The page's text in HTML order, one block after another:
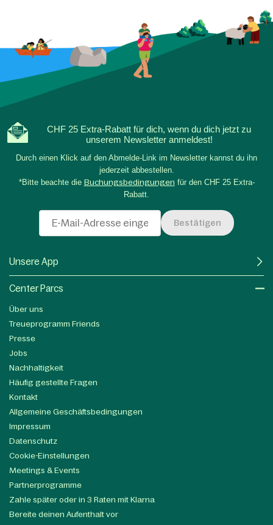
CHF 25 Extra-Rabatt für dich, wenn du dich jetzt zu
unserem Newsletter anmeldest!
Durch einen Klick auf den Abmelde-Link im Newsletter kannst du ihn
jederzeit abbestellen.
*Bitte beachte die Buchungsbedingungen für den CHF 25 Extra-
Rabatt.
Bestätigen
Unsere App
Center Parcs
Über uns
Treueprogramm Friends
Presse
Jobs
Nachhaltigkeit
Häufig gestellte Fragen
Kontakt
Allgemeine Geschäftsbedingungen
Impressum
Datenschutz
Cookie-Einstellungen
Meetings & Events
Partnerprogramme
Zahle später oder in 3 Raten mit Klarna
Bereite deinen Aufenthalt vor